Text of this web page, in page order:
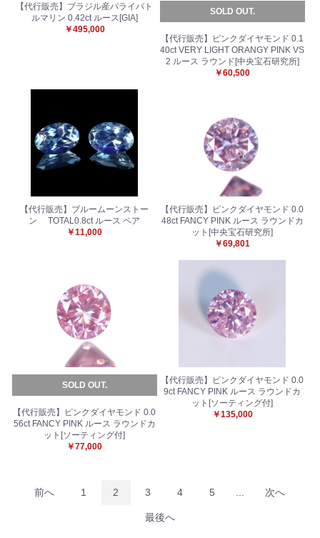
【代行販売】ブラジル産パライバト
ルマリン 0.42ct ルース[GIA]
￥495,000
SOLD OUT.
【代行販売】ピンクダイヤモンド 0.1
40ct VERY LIGHT ORANGY PINK VS
2 ルース ラウンド[中央宝石研究所]
￥60,500
【代行販売】ブルームーンストー
ン TOTAL0.8ct ルース ペア
￥11,000
【代行販売】ピンクダイヤモンド 0.0
48ct FANCY PINK ルース ラウンドカ
ット[中央宝石研究所]
￥69,801
SOLD OUT.
【代行販売】ピンクダイヤモンド 0.0
56ct FANCY PINK ルース ラウンドカ
ット[ソーティング付]
￥77,000
【代行販売】ピンクダイヤモンド 0.0
9ct FANCY PINK ルース ラウンドカ
ット[ソーティング付]
￥135,000
前へ 1 2 3 4 5 次へ
最後へ